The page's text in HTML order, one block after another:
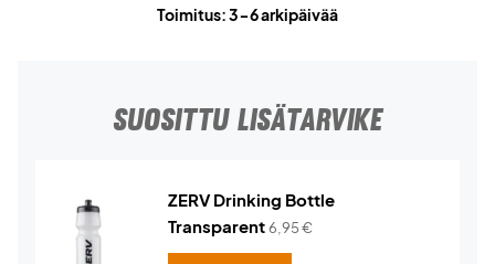
Toimitus: 3-6 arkipäivää
SUOSITTU LISÄTARVIKE
ZERV Drinking Bottle
Transparent6,95€